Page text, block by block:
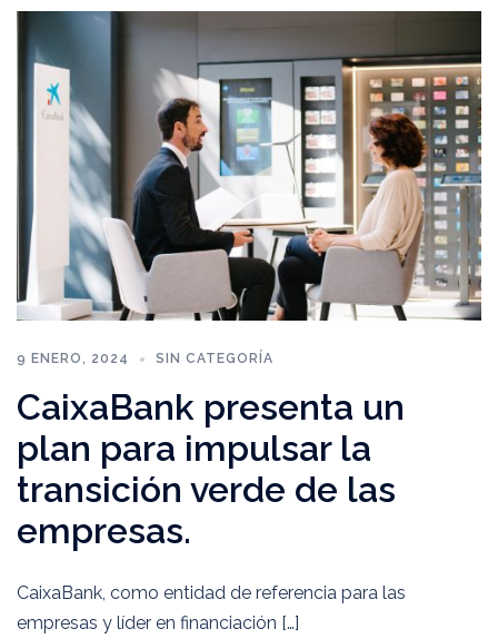
9 ENERO, 2024 SIN CATEGORÍA
CaixaBank presenta un
plan para impulsar la
transición verde de las
empresas.
CaixaBank, como entidad de referencia para las
empresas y líder en financiación […]